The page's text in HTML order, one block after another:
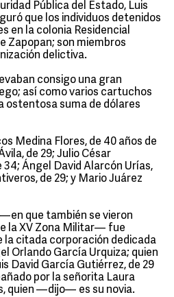
Pública del Estado, Luis
que los individuos detenidos
en la colonia Residencial
Zapopan; son miembros
delictiva.
consigo una gran
así como varios cartuchos
ostentosa suma de dólares
Medina Flores, de 40 años de
de 29; Julio César
Ángel David Alarcón Urías,
de 29; y Mario Juárez
que también se vieron
la XV Zona Militar— fue
la citada corporación dedicada
Orlando García Urquiza; quien
David García Gutiérrez, de 29
por la señorita Laura
quien —dijo— es su novia.